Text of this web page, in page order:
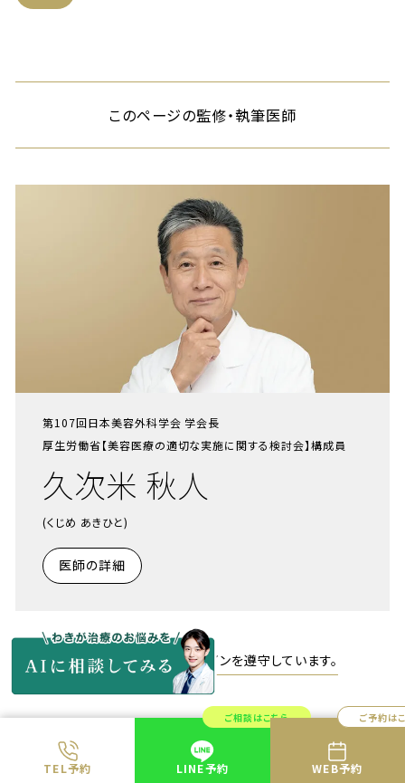
TEL予約
ご相談はこちら
LINE予約
ご予約は
WEB予約
このページの監修・執筆医師
第107回日本美容外科学会 学会長
厚生労働省【美容医療の適切な実施に関する検討会】構成員
久次米 秋人
(くじめ あきひと)
医師の詳細
当院は医療広告ガイドラインを遵守しています。
SHARE